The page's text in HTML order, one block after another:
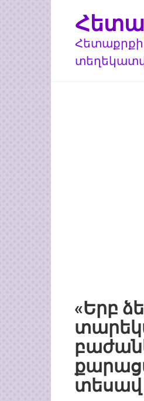
«Երբ
տեսավ